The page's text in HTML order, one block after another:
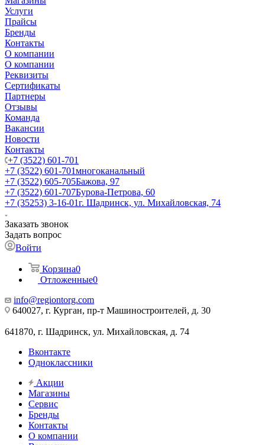
Услуги
Прайсы
Бренды
Контакты
О компании
О компании
Реквизиты
Сертификаты
Партнеры
Отзывы
Команда
Вакансии
Новости
Контакты
+7 (3522) 601-701
+7 (3522) 601-701многоканальный
+7 (3522) 605-705Бажова, 97
+7 (3522) 601-707Бурова-Петрова, 60
+7 (35253) 3-16-01г. Шадринск, ул. Михайловская, 74
Заказать звонок
Задать вопрос
Войти
Корзина0
Отложенные0
info@regiontorg.com
640027, г. Курган, пр-т Машиностроителей, д. 30
641870, г. Шадринск, ул. Михайловская, д. 74
Вконтакте
Одноклассники
Акции
Магазины
Сервис
Бренды
Контакты
О компании